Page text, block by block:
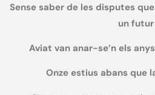
Sense saber de les disputes
un futur
Aviat van anar-se’n els
Onze estius abans que